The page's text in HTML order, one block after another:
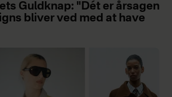
Guldknap: "Dét er årsagen
bliver ved med at have